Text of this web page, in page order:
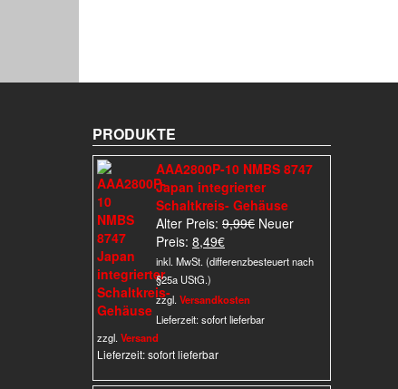
PRODUKTE
AAA2800P-10 NMBS 8747
Japan integrierter
Schaltkreis- Gehäuse
Alter Preis: 9,99€ Ursprünglicher
war:
Neuer
Preis: 8,49€Aktueller
Preis
8,49€.
inkl. MwSt. (differenzbesteuert nach
§25a UStG.)
zzgl. Versandkosten
Lieferzeit:sofort lieferbar
zzgl. Versand
Lieferzeit: sofort lieferbar